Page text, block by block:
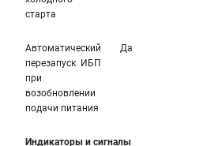
старта
Автоматический
перезапуск ИБП
при
возобновлении
подачи питания
Да
Индикаторы и сигналы